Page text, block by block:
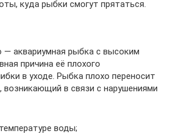
куда рыбки смогут прятаться.
— аквариумная рыбка с высоким
причина её плохого
в уходе. Рыбка плохо переносит
возникающий в связи с нарушениями
воды;